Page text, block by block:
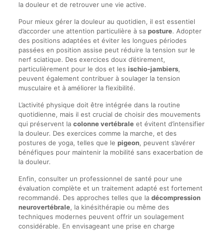
la douleur et de retrouver une vie active.
Pour mieux gérer la douleur au quotidien, il est essentiel
d’accorder une attention particulière à sa posture. Adopter
des positions adaptées et éviter les longues périodes
passées en position assise peut réduire la tension sur le
nerf sciatique. Des exercices doux d’étirement,
particulièrement pour le dos et les ischio-jambiers,
peuvent également contribuer à soulager la tension
musculaire et à améliorer la flexibilité.
L’activité physique doit être intégrée dans la routine
quotidienne, mais il est crucial de choisir des mouvements
qui préservent la colonne vertébraleet évitent d’intensifier
la douleur. Des exercices comme la marche, et des
postures de yoga, telles que le pigeon, peuvent s’avérer
bénéfiques pour maintenir la mobilité sans exacerbation de
la douleur.
Enfin, consulter un professionnel de santé pour une
évaluation complète et un traitement adapté est fortement
recommandé. Des approches telles que la décompression
neurovertébrale, la kinésithérapie ou même des
techniques modernes peuvent offrir un soulagement
considérable. En envisageant une prise en charge